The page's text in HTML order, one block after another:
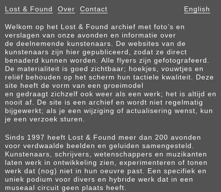
Lost & Found Over Contact English
Welkom op het Lost & Found archief met foto’s en
verslagen van onze avonden en informatie over
de deelnemende kunstenaars. De websites van de
kunstenaars zijn hier gepubliceerd, zodat ze direct
benaderd kunnen worden. Alle flyers zijn gefotografeerd.
De materialiteit is goed zichtbaar; hoekjes, vouwtjes en
reliëf behouden op het scherm hun tactiele kwaliteit. Deze
site heeft de vorm van een groeimodel
en gedraagt zichzelf ook weer als een werk; het is altijd en
nooit af. De site is een archief en wordt niet regelmatig
bijgewerkt; als je een wijziging of actualisering wenst, kun
je een verzoek sturen.
Sinds 1997 heeft Lost & Found meer dan 200 avonden
voor verdwaalde beelden en geluiden samengesteld.
Kunstenaars, schrijvers, wetenschappers en muzikanten
laten werk in ontwikkeling zien, experimenteren of tonen
werk dat (nog) niet in hun oeuvre past. Een specifiek en
uniek podium voor divers en hybride werk dat in een
museaal circuit geen plaats heeft.